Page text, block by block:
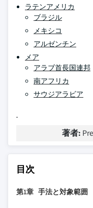
ラテンアメリカ
ブラジル
メキシコ
アルゼンチン
メア
アラブ首長国連邦
南アフリカ
サウジアラビア
著者:
目次
第1章 手法と対象範囲